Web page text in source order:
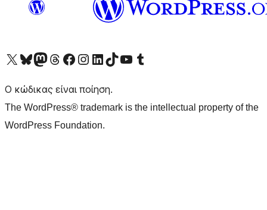
Visit our X (formerly Twitter) account
Visit our Bluesky account
Επισκεφθείτε τον λογαριασμό μας στο Mastodon
Visit our Threads account
Επισκεφτείτε τη σελίδα μας στο Facebook
Επισκεφθείτε τον λογαριασμό μας Instagram
Επισκεφθείτε τον λογαριασμό μας LinkedIn
Visit our TikTok account
Visit our YouTube channel
Visit our Tumblr account
Ο κώδικας είναι ποίηση.
The WordPress® trademark is the intellectual property of the
WordPress Foundation.